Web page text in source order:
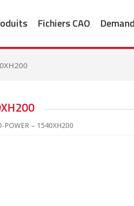
Fichiers CAO
POWER – 1540XH200